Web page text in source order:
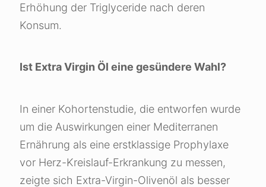
Erhöhung der Triglyceride nach deren
Konsum.
Ist Extra Virgin Öl eine gesündere Wahl?
In einer Kohortenstudie, die entworfen wurde
um die Auswirkungen einer Mediterranen
Ernährung als eine erstklassige Prophylaxe
vor Herz-Kreislauf-Erkrankung zu messen,
zeigte sich Extra-Virgin-Olivenöl als besser